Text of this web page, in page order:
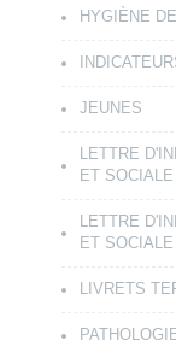
HYGIÈNE
JEUNES
LETTRE
ET
LETTRE
ET
LIVRETS